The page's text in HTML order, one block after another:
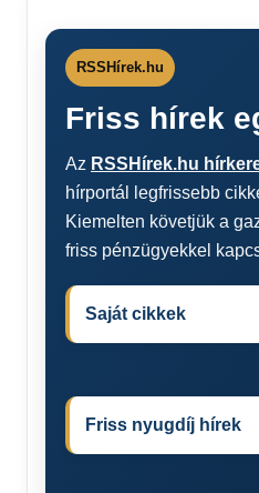
RSSHírek.hu
Friss hírek
Az RSSHírek.hu
hírportál legfrissebb
Kiemelten követjük a
friss pénzügyekkel
Saját cikkek
Friss nyugdíj hírek